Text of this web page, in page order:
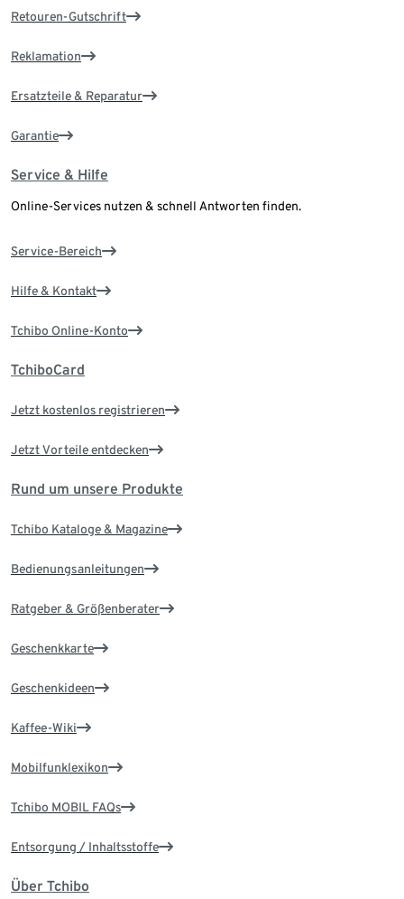
Retouren-Gutschrift
Reklamation
Ersatzteile & Reparatur
Garantie
Service & Hilfe
Online-Services nutzen & schnell Antworten finden.
Service-Bereich
Hilfe & Kontakt
Tchibo Online-Konto
TchiboCard
Jetzt kostenlos registrieren
Jetzt Vorteile entdecken
Rund um unsere Produkte
Tchibo Kataloge & Magazine
Bedienungsanleitungen
Ratgeber & Größenberater
Geschenkkarte
Geschenkideen
Kaffee-Wiki
Mobilfunklexikon
Tchibo MOBIL FAQs
Entsorgung / Inhaltsstoffe
Über Tchibo